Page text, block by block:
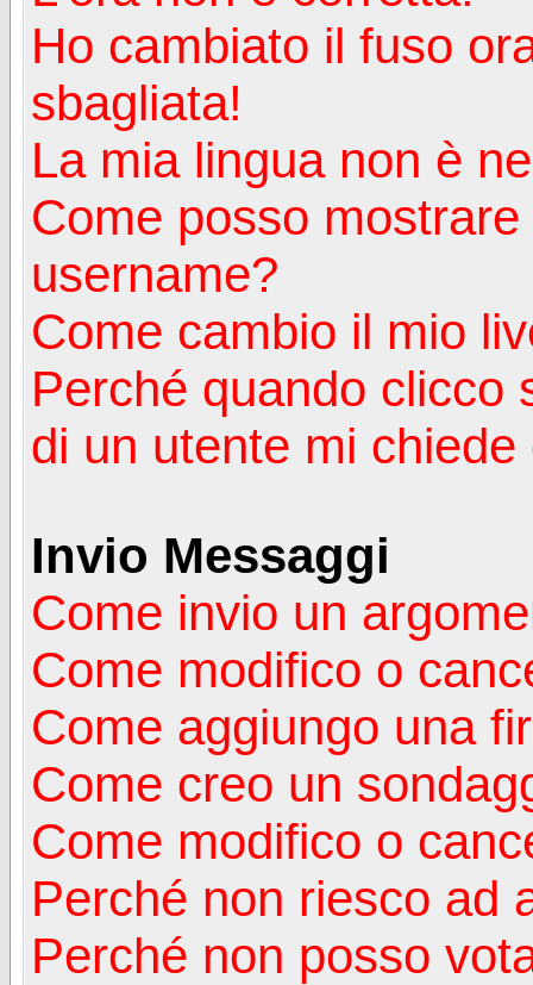
Ho cambiato il fuso
sbagliata!
La mia lingua non è
Come posso
username?
Come cambio il mio
Perché quando clicco
di un utente mi
Invio Messaggi
Come invio un
Come modifico o
Come aggiungo una
Come creo un
Come modifico o
Perché non riesco ad
Perché non posso